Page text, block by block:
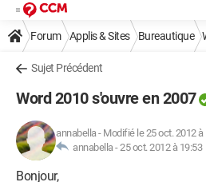
Forum Applis & Sites Bureautique
Sujet Précédent
Word 2010 s'ouvre en 2007
annabella- Modifié le 25 oct. 2012 à
annabella -25 oct. 2012 à 19:53
Bonjour,